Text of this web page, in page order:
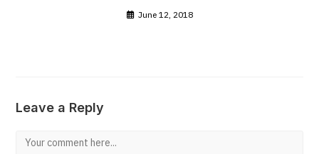
June 12, 2018
Leave a Reply